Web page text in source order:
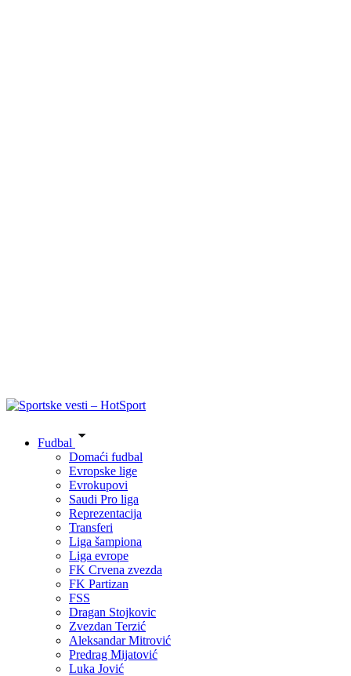
Fudbal
Domaći fudbal
Evropske lige
Evrokupovi
Saudi Pro liga
Reprezentacija
Transferi
Liga šampiona
Liga evrope
FK Crvena zvezda
FK Partizan
FSS
Dragan Stojkovic
Zvezdan Terzić
Aleksandar Mitrović
Predrag Mijatović
Luka Jović